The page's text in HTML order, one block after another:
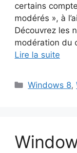
certains
modérés », à
Découvrez les
modération du
Lire la suite
Catégories
Windows 8,